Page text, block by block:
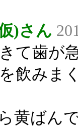
)さん
て歯が
飲みま
黄ばん